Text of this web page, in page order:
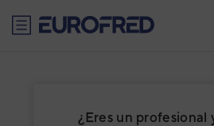
¿Eres un profesional